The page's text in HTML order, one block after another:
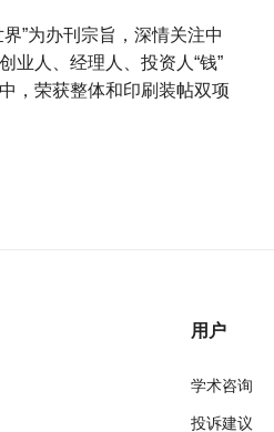
”为办刊宗旨，深情关注中
业人、经理人、投资人“钱”
，荣获整体和印刷装帖双项
用户
学术咨询
投诉建议